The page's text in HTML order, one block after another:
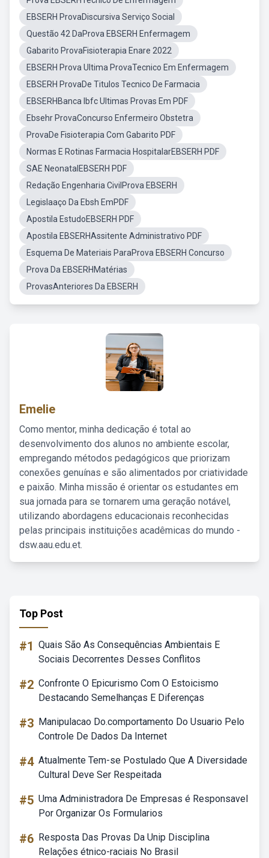
EBSERH ProvaDiscursiva Serviço Social
Questão 42 DaProva EBSERH Enfermagem
Gabarito ProvaFisioterapia Enare 2022
EBSERH Prova Ultima ProvaTecnico Em Enfermagem
EBSERH ProvaDe Titulos Tecnico De Farmacia
EBSERHBanca Ibfc Ultimas Provas Em PDF
Ebsehr ProvaConcurso Enfermeiro Obstetra
ProvaDe Fisioterapia Com Gabarito PDF
Normas E Rotinas Farmacia HospitalarEBSERH PDF
SAE NeonatalEBSERH PDF
Redação Engenharia CivilProva EBSERH
Legislaaço Da Ebsh EmPDF
Apostila EstudoEBSERH PDF
Apostila EBSERHAssitente Administrativo PDF
Esquema De Materiais ParaProva EBSERH Concurso
Prova Da EBSERHMatérias
ProvasAnteriores Da EBSERH
Emelie
Como mentor, minha dedicação é total ao
desenvolvimento dos alunos no ambiente escolar,
empregando métodos pedagógicos que priorizam
conexões genuínas e são alimentados por criatividade
e paixão. Minha missão é orientar os estudantes em
sua jornada para se tornarem uma geração notável,
utilizando abordagens educacionais reconhecidas
pelas principais instituições acadêmicas do mundo -
dsw.aau.edu.et.
Top Post
#1 Quais São As Consequências Ambientais E
Sociais Decorrentes Desses Conflitos
#2 Confronte O Epicurismo Com O Estoicismo
Destacando Semelhanças E Diferenças
#3 Manipulacao Do.comportamento Do Usuario Pelo
Controle De Dados Da Internet
#4 Atualmente Tem-se Postulado Que A Diversidade
Cultural Deve Ser Respeitada
#5 Uma Administradora De Empresas é Responsavel
Por Organizar Os Formularios
#6 Resposta Das Provas Da Unip Disciplina
Relações étnico-raciais No Brasil